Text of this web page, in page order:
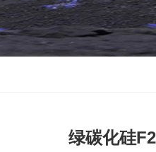
绿碳化硅